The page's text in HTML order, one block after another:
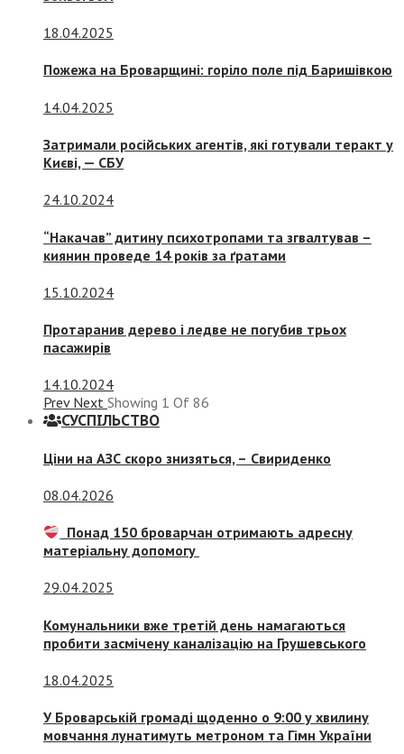
18.04.2025
Пожежа на Броварщині: горіло поле під Баришівкою
14.04.2025
Затримали російських агентів, які готували теракт у
Києві, — СБУ
24.10.2024
“Накачав” дитину психотропами та згвалтував –
киянин проведе 14 років за ґратами
15.10.2024
Протаранив дерево і ледве не погубив трьох
пасажирів
14.10.2024
Prev Next Showing 1 Of 86
СУСПIЛЬСТВО
Ціни на АЗС скоро знизяться, – Свириденко
08.04.2026
Понад 150 броварчан отримають адресну
матеріальну допомогу
29.04.2025
Комунальники вже третій день намагаються
пробити засмічену каналізацію на Грушевського
18.04.2025
У Броварській громаді щоденно о 9:00 у хвилину
мовчання лунатимуть метроном та Гімн України